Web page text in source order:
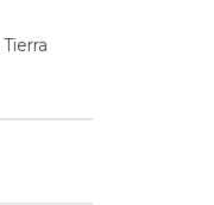
Tierra